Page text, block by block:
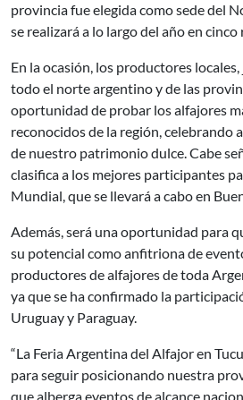
provincia fue elegida como sede del
se realizará a lo largo del año en cinco
En la ocasión, los productores
todo el norte argentino y de las
oportunidad de probar los alfajores
reconocidos de la región, celebrando
de nuestro patrimonio dulce. Cabe
clasifica a los mejores participantes
Mundial, que se llevará a cabo en
Además, será una oportunidad para
su potencial como anfitriona de
productores de alfajores de toda
ya que se ha confirmado la
Uruguay y Paraguay.
“La Feria Argentina del Alfajor en
para seguir posicionando nuestra
que alberga eventos de alcance